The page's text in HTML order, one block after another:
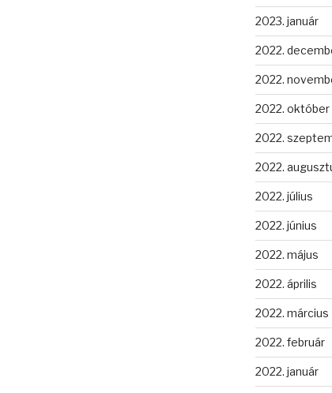
2023. január
2022.
2022.
2022. október
2022.
2022.
2022. július
2022. június
2022. május
2022. április
2022. március
2022. február
2022. január